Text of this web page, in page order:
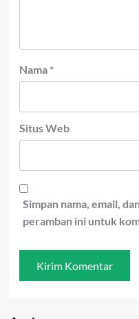
Nama *
Situs Web
Simpan nama, email,
peramban ini untuk